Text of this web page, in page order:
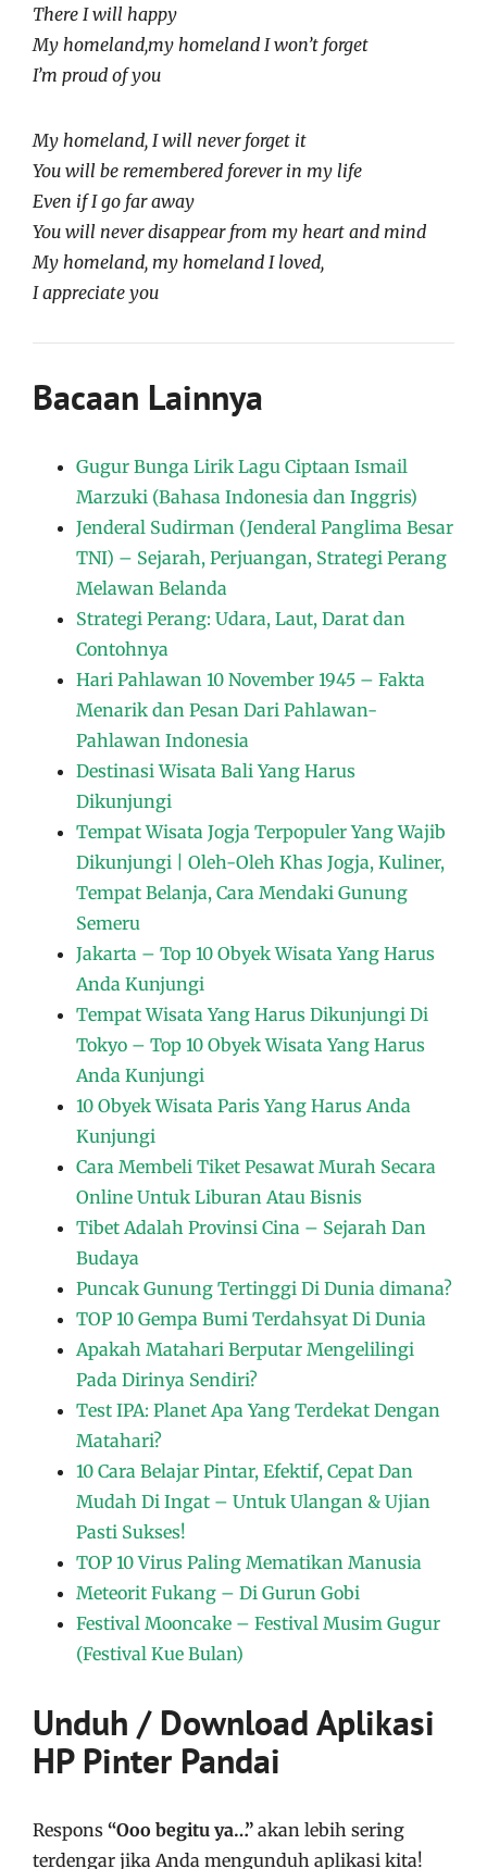
There I will happy
My homeland,my homeland I won’t forget
I’m proud of you
My homeland, I will never forget it
You will be remembered forever in my life
Even if I go far away
You will never disappear from my heart and mind
My homeland, my homeland I loved,
I appreciate you
Bacaan Lainnya
Gugur Bunga Lirik Lagu Ciptaan Ismail
Marzuki (Bahasa Indonesia dan Inggris)
Jenderal Sudirman (Jenderal Panglima Besar
TNI) – Sejarah, Perjuangan, Strategi Perang
Melawan Belanda
Strategi Perang: Udara, Laut, Darat dan
Contohnya
Hari Pahlawan 10 November 1945 – Fakta
Menarik dan Pesan Dari Pahlawan-
Pahlawan Indonesia
Destinasi Wisata Bali Yang Harus
Dikunjungi
Tempat Wisata Jogja Terpopuler Yang Wajib
Dikunjungi | Oleh-Oleh Khas Jogja, Kuliner,
Tempat Belanja, Cara Mendaki Gunung
Semeru
Jakarta – Top 10 Obyek Wisata Yang Harus
Anda Kunjungi
Tempat Wisata Yang Harus Dikunjungi Di
Tokyo – Top 10 Obyek Wisata Yang Harus
Anda Kunjungi
10 Obyek Wisata Paris Yang Harus Anda
Kunjungi
Cara Membeli Tiket Pesawat Murah Secara
Online Untuk Liburan Atau Bisnis
Tibet Adalah Provinsi Cina – Sejarah Dan
Budaya
Puncak Gunung Tertinggi Di Dunia dimana?
TOP 10 Gempa Bumi Terdahsyat Di Dunia
Apakah Matahari Berputar Mengelilingi
Pada Dirinya Sendiri?
Test IPA: Planet Apa Yang Terdekat Dengan
Matahari?
10 Cara Belajar Pintar, Efektif, Cepat Dan
Mudah Di Ingat – Untuk Ulangan & Ujian
Pasti Sukses!
TOP 10 Virus Paling Mematikan Manusia
Meteorit Fukang – Di Gurun Gobi
Festival Mooncake – Festival Musim Gugur
(Festival Kue Bulan)
Unduh / Download Aplikasi
HP Pinter Pandai
Respons “Ooo begitu ya…” akan lebih sering
terdengar jika Anda mengunduh aplikasi kita!